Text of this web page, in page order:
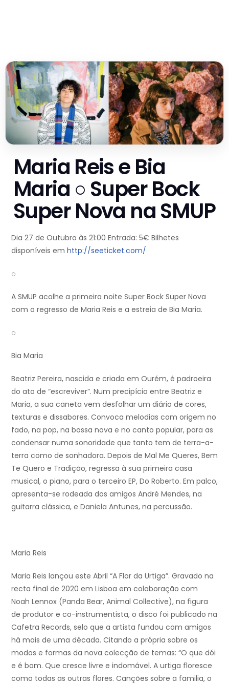
Maria Reis e Bia
Maria ○ Super Bock
Super Nova na SMUP
Dia 27 de Outubro às 21:00 Entrada: 5€ Bilhetes
disponíveis em http://seeticket.com/
◌
A SMUP acolhe a primeira noite Super Bock Super Nova
com o regresso de Maria Reis e a estreia de Bia Maria.
◌
Bia Maria
Beatriz Pereira, nascida e criada em Ourém, é padroeira
do ato de “escreviver”. Num precipício entre Beatriz e
Maria, a sua caneta vem desfolhar um diário de cores,
texturas e dissabores. Convoca melodias com origem no
fado, na pop, na bossa nova e no canto popular, para as
condensar numa sonoridade que tanto tem de terra-a-
terra como de sonhadora. Depois de Mal Me Queres, Bem
Te Quero e Tradição, regressa à sua primeira casa
musical, o piano, para o terceiro EP, Do Roberto. Em palco,
apresenta-se rodeada dos amigos André Mendes, na
guitarra clássica, e Daniela Antunes, na percussão.
Maria Reis
Maria Reis lançou este Abril “A Flor da Urtiga”. Gravado na
recta final de 2020 em Lisboa em colaboração com
Noah Lennox (Panda Bear, Animal Collective), na figura
de produtor e co-instrumentista, o disco foi publicado na
Cafetra Records, selo que a artista fundou com amigos
há mais de uma década. Citando a própria sobre os
modos e formas da nova colecção de temas: “O que dói
e é bom. Que cresce livre e indomável. A urtiga floresce
como todas as outras flores. Canções sobre a familia, o